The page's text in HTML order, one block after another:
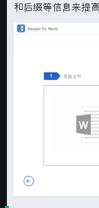
和后缀等信息来提